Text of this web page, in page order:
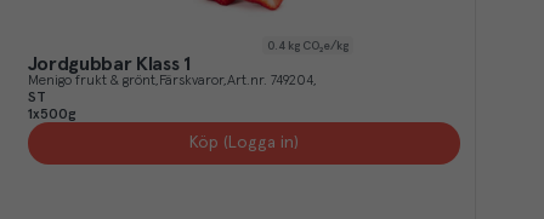
0.4 kg CO₂e/kg
Jordgubbar Klass 1
Menigo frukt & grönt Färskvaror Art.nr. 749204
ST
1x500g
Köp (Logga in)